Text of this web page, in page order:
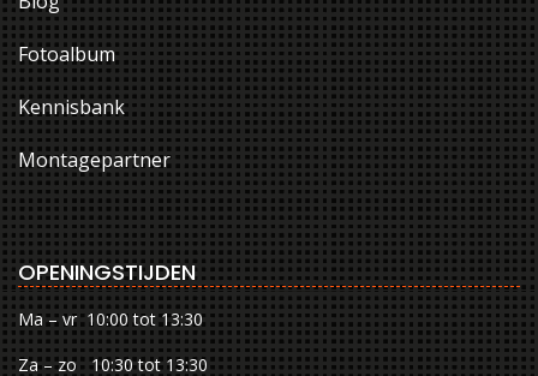
Fotoalbum
Kennisbank
Montagepartner
OPENINGSTIJDEN
Ma – vr 10:00 tot 13:30
Za – zo 10:30 tot 13:30